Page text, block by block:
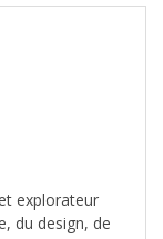
explorateur
du design, de